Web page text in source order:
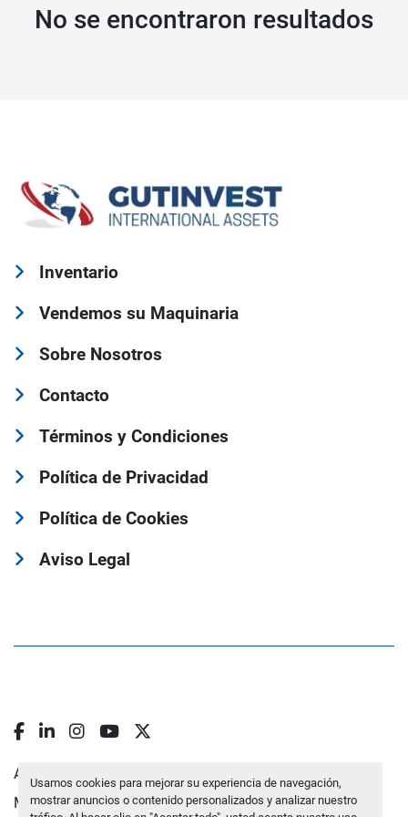
Usamos cookies para mejorar su experiencia de navegación,
mostrar anuncios o contenido personalizados y analizar nuestro
No se encontraron resultados
Inventario
Vendemos su Maquinaria
Sobre Nosotros
Contacto
Términos y Condiciones
Política de Privacidad
Política de Cookies
Aviso Legal
Administrar cookies
Machinio Systemsitio web deMachinio
facebook
linkedininstagram
youtube